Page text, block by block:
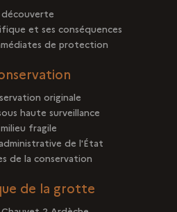
découverte
et ses conséquences
de protection
originale
haute surveillance
fragile
de l'État
de la conservation
de la grotte